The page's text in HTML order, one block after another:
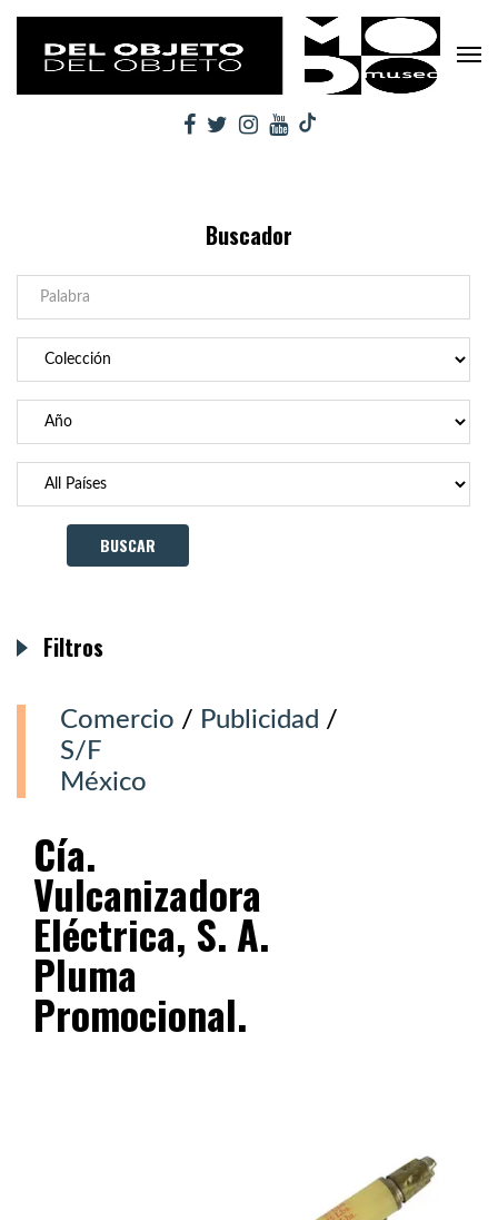
Buscador
Comercio / Publicidad /
S/F
México
Cía.
Vulcanizadora
Eléctrica, S. A.
Pluma
Promocional.
Filtros